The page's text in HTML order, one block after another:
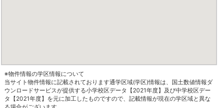
※物件情報の学区情報について
当サイト物件情報に記載されております通学区域(学区)情報は、国土数値情報ダ
ウンロードサービスが提供する小学校区データ【2021年度】及び中学校区デー
タ【2021年度】を元に加工したものですので、記載情報が現在の学区域と異な